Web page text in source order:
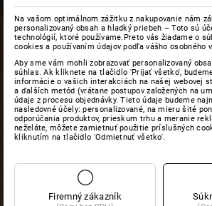
Na vašom optimálnom zážitku z nakupovanie nám
personalizovaný obsah a hladký priebeh – Toto sú
technológií, ktoré používame.Preto vás žiadame o
cookies a používaním údajov podľa vášho osobného
Aby sme vám mohli zobrazovať personalizovaný
súhlas. Ak kliknete na tlačidlo 'Prijať všetko',
informácie o vašich interakciách na našej webovej
a ďalších metód (vrátane postupov založených na
údaje z procesu objednávky. Tieto údaje budeme
nasledovné účely: personalizované, na mieru šité
odporúčania produktov, prieskum trhu a meranie
neželáte, môžete zamietnuť použitie príslušných
kliknutím na tlačidlo 'Odmietnuť všetko'.
Firemný zákazník